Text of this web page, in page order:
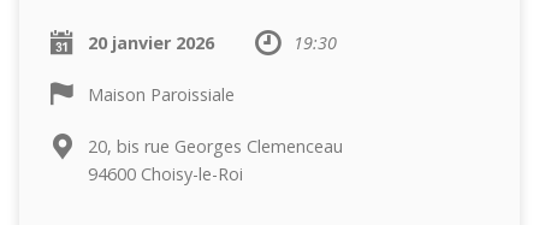
20 janvier 2026 19:30
Maison Paroissiale
20, bis rue Georges Clemenceau
94600 Choisy-le-Roi